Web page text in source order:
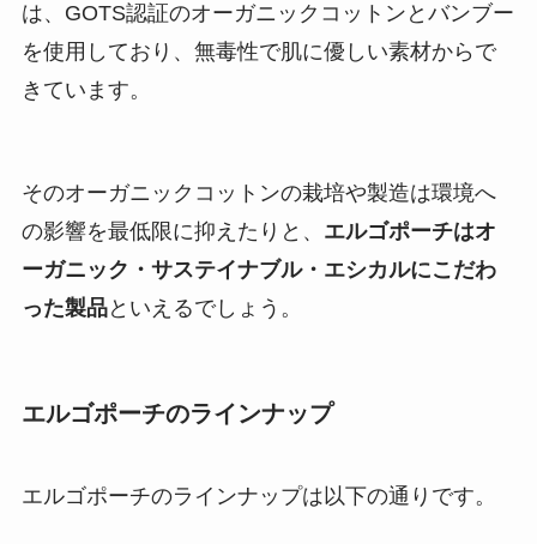
は、GOTS認証のオーガニックコットンとバンブー
を使用しており、無毒性で肌に優しい素材からで
きています。
そのオーガニックコットンの栽培や製造は環境へ
の影響を最低限に抑えたりと、 エルゴポーチはオ
ーガニック・サステイナブル・エシカルにこだわ
った製品といえるでしょう。
エルゴポーチのラインナップ
エルゴポーチのラインナップは以下の通りです。